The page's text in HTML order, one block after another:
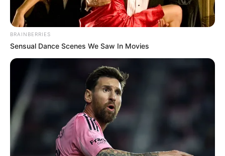
BRAINBERRIES
Sensual Dance Scenes We Saw In Movies